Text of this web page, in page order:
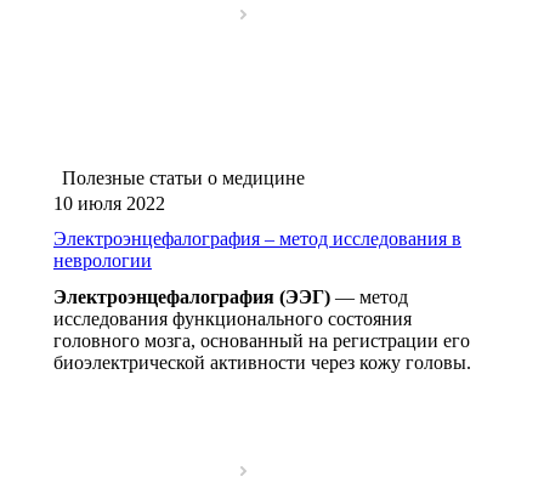
Полезные статьи о медицине
10 июля 2022
Электроэнцефалография – метод исследования в
неврологии
Электроэнцефалография (ЭЭГ) — метод
исследования функционального состояния
головного мозга, основанный на регистрации его
биоэлектрической активности через кожу головы.